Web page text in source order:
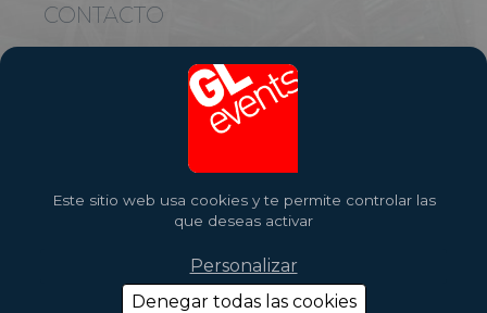
Este sitio web usa cookies y te permite controlar las
que deseas activar
Denegar todas las cookies
Personalizar
CONTACTO
Envíenos sus preguntas, pida consejo a nuestros exper, conózca